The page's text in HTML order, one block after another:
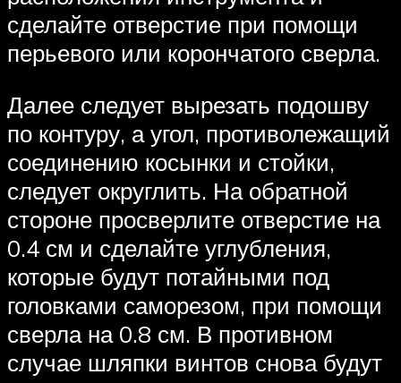
сделайте отверстие при помощи
перьевого или корончатого сверла.
Далее следует вырезать подошву
по контуру, а угол, противолежащий
соединению косынки и стойки,
следует округлить. На обратной
стороне просверлите отверстие на
0.4 см и сделайте углубления,
которые будут потайными под
головками саморезом, при помощи
сверла на 0.8 см. В противном
случае шляпки винтов снова будут